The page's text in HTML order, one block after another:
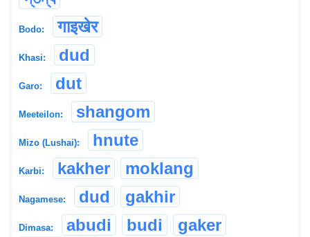
Bodo: गाइखेर
Khasi: dud
Garo: dut
Meeteilon: shangom
Mizo (Lushai): hnute
Karbi: kakher moklang
Nagamese: dud gakhir
Dimasa: abudi budi
gaker